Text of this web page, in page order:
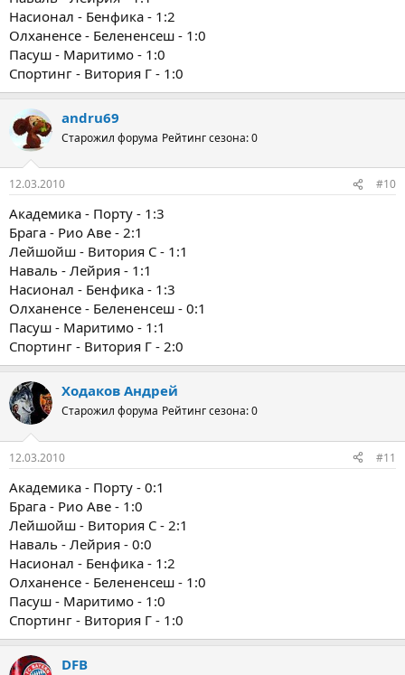
Насионал - Бенфика - 1:2
Олханенсе - Белененсеш - 1:0
Пасуш - Маритимо - 1:0
Спортинг - Витория Г - 1:0
andru69
Старожил форума Рейтинг сезона: 0
12.03.2010 #10
Академика - Порту - 1:3
Брага - Рио Аве - 2:1
Лейшойш - Витория С - 1:1
Наваль - Лейрия - 1:1
Насионал - Бенфика - 1:3
Олханенсе - Белененсеш - 0:1
Пасуш - Маритимо - 1:1
Спортинг - Витория Г - 2:0
Ходаков Андрей
Старожил форума Рейтинг сезона: 0
12.03.2010 #11
Академика - Порту - 0:1
Брага - Рио Аве - 1:0
Лейшойш - Витория С - 2:1
Наваль - Лейрия - 0:0
Насионал - Бенфика - 1:2
Олханенсе - Белененсеш - 1:0
Пасуш - Маритимо - 1:0
Спортинг - Витория Г - 1:0
DFB